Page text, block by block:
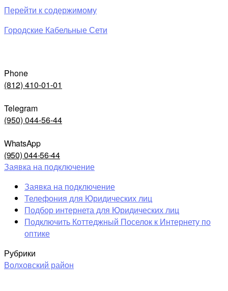
Перейти к содержимому
Городские Кабельные Сети
Phone
(812) 410-01-01
Telegram
(950) 044-56-44
WhatsApp
(950) 044-56-44
Заявка на подключение
Заявка на подключение
Телефония для Юридических лиц
Подбор интернета для Юридических лиц
Подключить Коттеджный Поселок к Интернету по
оптике
Рубрики
Волховский район